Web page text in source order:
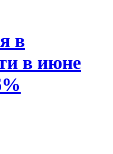
в
в июне